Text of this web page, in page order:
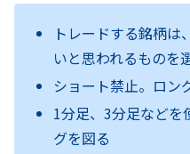
トレードする銘柄は
いと思われるものを
ショート禁止。ロン
1分足、3分足などを
グを図る